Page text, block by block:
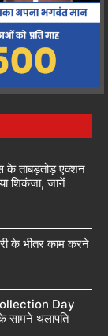
ताबड़तोड़ एक्शन
शिकंजा, जानें
के भीतर काम करने
Day
सामने थलापति